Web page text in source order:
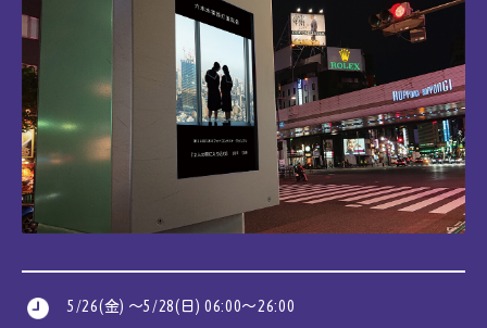
参加ギャラリー
HOTELS & FACILITIES
参加店舗
RESTAURANTS
& SHOPS
CN
KR
5/26(金) ～5/28(日) 06:00～26:00